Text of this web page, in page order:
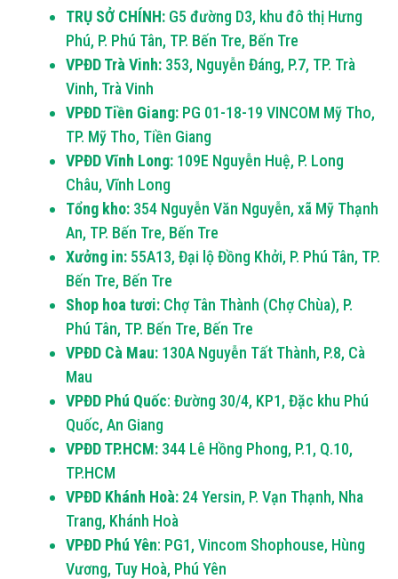
TRỤ SỞ CHÍNH: G5 đường D3, khu đô thị Hưng
Phú, P. Phú Tân, TP. Bến Tre, Bến Tre
VPĐD Trà Vinh: 353, Nguyễn Đáng, P.7, TP. Trà
Vinh, Trà Vinh
VPĐD Tiền Giang: PG 01-18-19 VINCOM Mỹ Tho,
TP. Mỹ Tho, Tiền Giang
VPĐD Vĩnh Long: 109E Nguyễn Huệ, P. Long
Châu, Vĩnh Long
Tổng kho: 354 Nguyễn Văn Nguyễn, xã Mỹ Thạnh
An, TP. Bến Tre, Bến Tre
Xưởng in: 55A13, Đại lộ Đồng Khởi, P. Phú Tân, TP.
Bến Tre, Bến Tre
Shop hoa tươi: Chợ Tân Thành (Chợ Chùa), P.
Phú Tân, TP. Bến Tre, Bến Tre
VPĐD Cà Mau: 130A Nguyễn Tất Thành, P.8, Cà
Mau
VPĐD Phú Quốc: Đường 30/4, KP1, Đặc khu Phú
Quốc, An Giang
VPĐD TP.HCM: 344 Lê Hồng Phong, P.1, Q.10,
TP.HCM
VPĐD Khánh Hoà: 24 Yersin, P. Vạn Thạnh, Nha
Trang, Khánh Hoà
VPĐD Phú Yên: PG1, Vincom Shophouse, Hùng
Vương, Tuy Hoà, Phú Yên